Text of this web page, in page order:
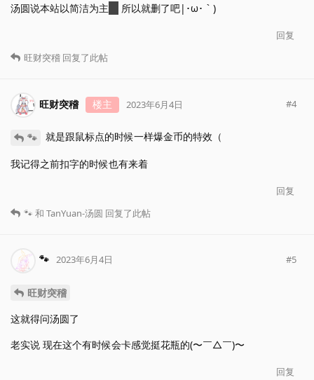
汤圆说本站以简洁为主
所以就删了吧|･ω･｀)
回复
旺财突稽 回复了此帖
旺财突稽 楼主 2023年6月4日 #4
🐾 就是跟鼠标点的时候一样爆金币的特效（
我记得之前扣字的时候也有来着
回复
🐾 和 TanYuan-汤圆 回复了此帖
🐾 2023年6月4日 #5
旺财突稽
这就得问汤圆了
老实说 现在这个有时候会卡感觉挺花瓶的(〜￣△￣)〜
回复